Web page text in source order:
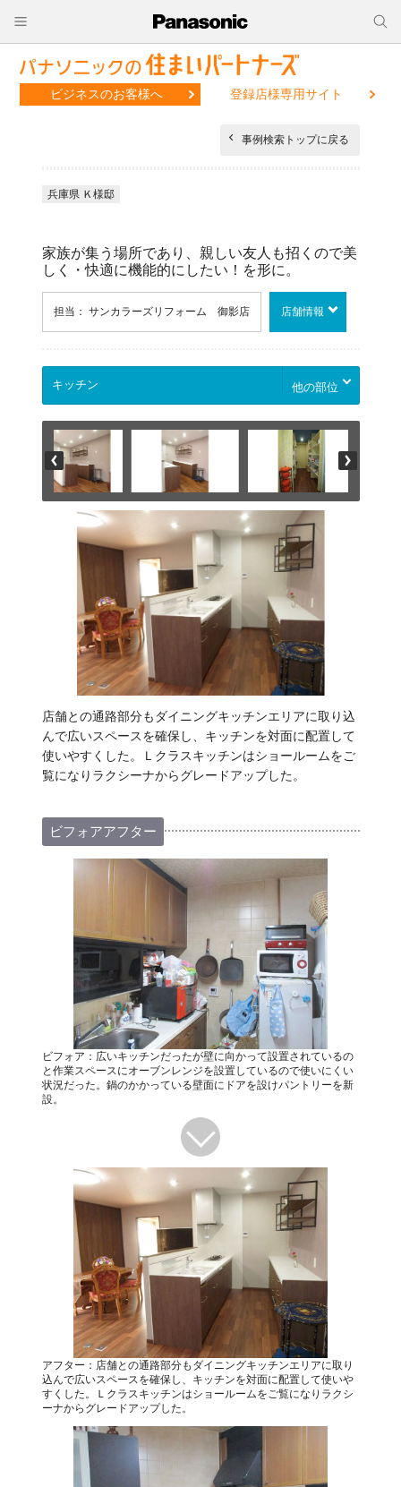
ビジネスのお客様へ 登録店様専用サイト
事例検索トップに戻る
兵庫県 Ｋ様邸
家族が集う場所であり、親しい友人も招くので美
しく・快適に機能的にしたい！を形に。
担当： サンカラーズリフォーム 御影店 店舗情報
他の部位
店舗との通路部分もダイニングキッチンエリアに取り込
んで広いスペースを確保し、キッチンを対面に配置して
使いやすくした。Ｌクラスキッチンはショールームをご
覧になりラクシーナからグレードアップした。
ビフォアアフター
ビフォア：広いキッチンだったが壁に向かって設置されているの
と作業スペースにオーブンレンジを設置しているので使いにくい
状況だった。鍋のかかっている壁面にドアを設けパントリーを新
設。
アフター：店舗との通路部分もダイニングキッチンエリアに取り
込んで広いスペースを確保し、キッチンを対面に配置して使いや
すくした。Ｌクラスキッチンはショールームをご覧になりラクシ
ーナからグレードアップした。